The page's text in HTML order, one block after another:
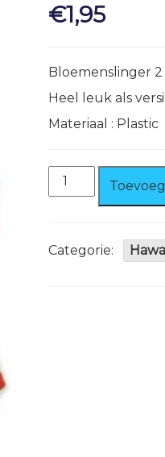
€1,95
Bloemenslinger
Heel leuk als
Materiaal : Plastic
Bloemen
aantal
Categorie: